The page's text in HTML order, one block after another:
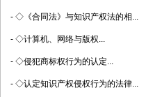
- ◇《合同法》与知识产权法的相...
- ◇计算机、网络与版权...
- ◇侵犯商标权行为的认定...
- ◇认定知识产权侵权行为的法律...